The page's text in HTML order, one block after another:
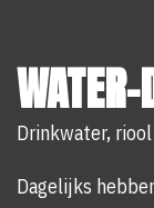
WATER-
Drinkwater,
Dagelijks